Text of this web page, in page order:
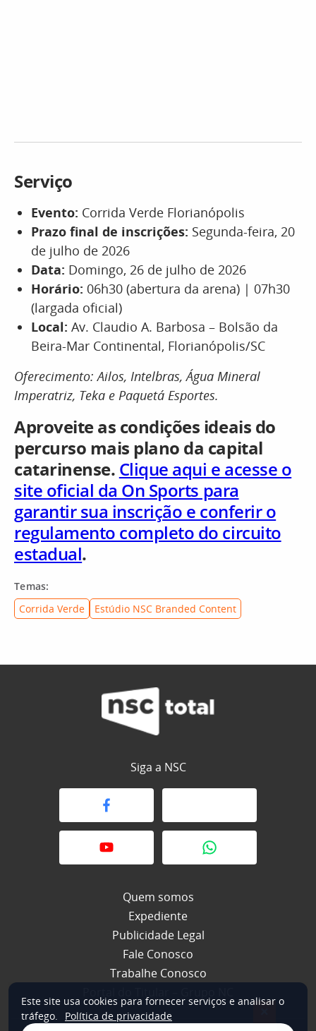
Serviço
Evento: Corrida Verde Florianópolis
Prazo final de inscrições: Segunda-feira, 20
de julho de 2026
Data: Domingo, 26 de julho de 2026
Horário: 06h30 (abertura da arena) | 07h30
(largada oficial)
Local: Av. Claudio A. Barbosa – Bolsão da
Beira-Mar Continental, Florianópolis/SC
Oferecimento: Ailos, Intelbras, Água Mineral
Imperatriz, Teka e Paquetá Esportes.
Aproveite as condições ideais do
percurso mais plano da capital
catarinense. Clique aqui e acesse o
site oficial da On Sports para
garantir sua inscrição e conferir o
regulamento completo do circuito
estadual.
Temas:
Corrida Verde
Estúdio NSC Branded Content
Siga a NSC
Quem somos
Expediente
Publicidade Legal
Fale Conosco
Trabalhe Conosco
Este site usa cookies para fornecer serviços e analisar o
tráfego.
Política de privacidade